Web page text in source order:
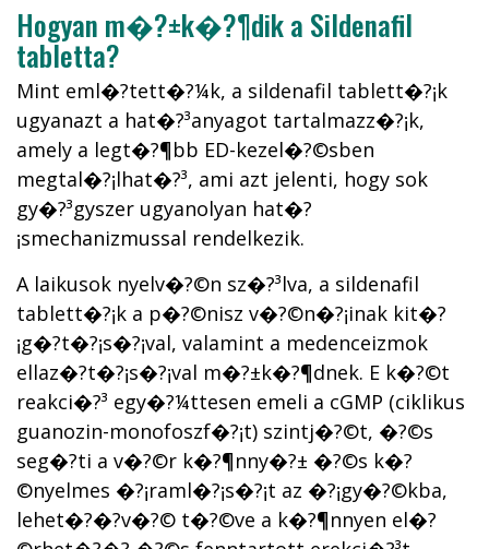
Hogyan m�?±k�?¶dik a Sildenafil
tabletta?
Mint eml�?­tett�?¼k, a sildenafil tablett�?¡k
ugyanazt a hat�?³anyagot tartalmazz�?¡k,
amely a legt�?¶bb ED-kezel�?©sben
megtal�?¡lhat�?³, ami azt jelenti, hogy sok
gy�?³gyszer ugyanolyan hat�?
¡smechanizmussal rendelkezik.
A laikusok nyelv�?©n sz�?³lva, a sildenafil
tablett�?¡k a p�?©nisz v�?©n�?¡inak kit�?
¡g�?­t�?¡s�?¡val, valamint a medenceizmok
ellaz�?­t�?¡s�?¡val m�?±k�?¶dnek. E k�?©t
reakci�?³ egy�?¼ttesen emeli a cGMP (ciklikus
guanozin-monofoszf�?¡t) szintj�?©t, �?©s
seg�?­ti a v�?©r k�?¶nny�?± �?©s k�?
©nyelmes �?¡raml�?¡s�?¡t az �?¡gy�?©kba,
lehet�?�?v�?© t�?©ve a k�?¶nnyen el�?